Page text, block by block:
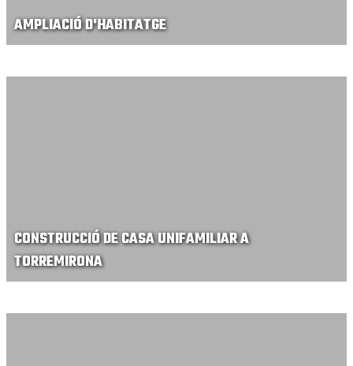
AMPLIACIÓ D'HABITATGE
CONSTRUCCIÓ DE CASA UNIFAMILIAR A
TORREMIRONA